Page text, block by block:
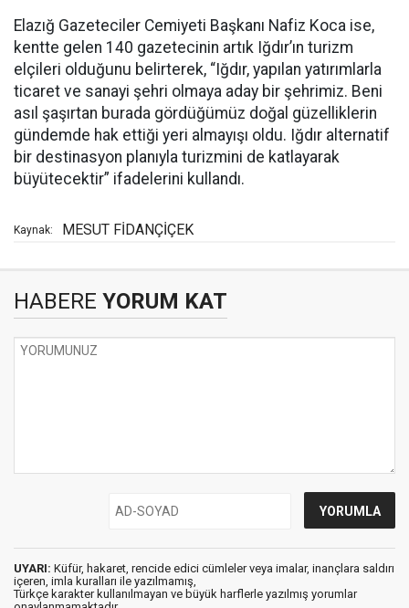
Elazığ Gazeteciler Cemiyeti Başkanı Nafiz Koca ise,
kentte gelen 140 gazetecinin artık Iğdır’ın turizm
elçileri olduğunu belirterek, “Iğdır, yapılan yatırımlarla
ticaret ve sanayi şehri olmaya aday bir şehrimiz. Beni
asıl şaşırtan burada gördüğümüz doğal güzelliklerin
gündemde hak ettiği yeri almayışı oldu. Iğdır alternatif
bir destinasyon planıyla turizmini de katlayarak
büyütecektir” ifadelerini kullandı.
Kaynak: MESUT FİDANÇİÇEK
HABERE YORUM KAT
UYARI: Küfür, hakaret, rencide edici cümleler veya imalar, inançlara saldırı
içeren, imla kuralları ile yazılmamış,
Türkçe karakter kullanılmayan ve büyük harflerle yazılmış yorumlar